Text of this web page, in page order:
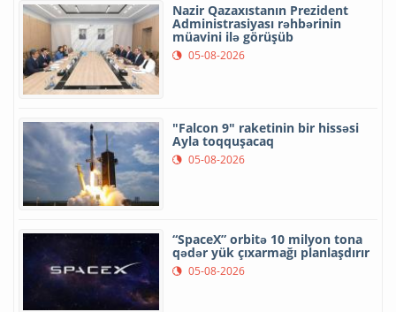
Nazir Qazaxıstanın Prezident
Administrasiyası rəhbərinin
müavini ilə görüşüb
05-08-2026
"Falcon 9" raketinin bir hissəsi
Ayla toqquşacaq
05-08-2026
“SpaceX” orbitə 10 milyon tona
qədər yük çıxarmağı planlaşdırır
05-08-2026